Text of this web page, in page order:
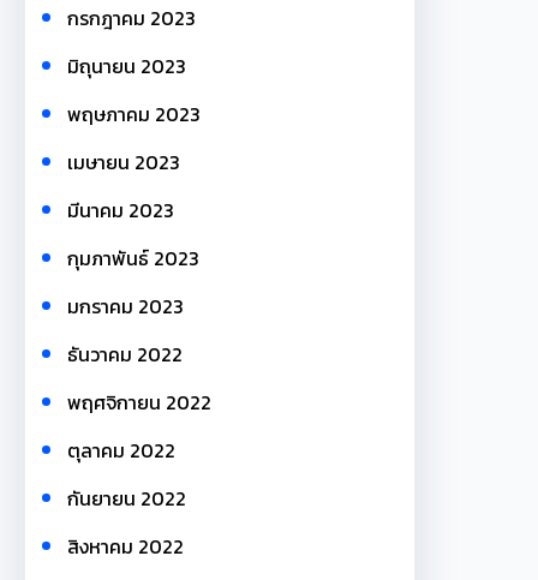
กรกฎาคม 2023
มิถุนายน 2023
พฤษภาคม 2023
เมษายน 2023
มีนาคม 2023
กุมภาพันธ์ 2023
มกราคม 2023
ธันวาคม 2022
พฤศจิกายน 2022
ตุลาคม 2022
กันยายน 2022
สิงหาคม 2022